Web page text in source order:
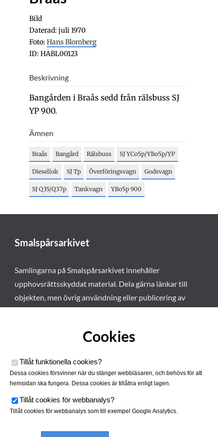
Bild
Daterad: juli 1970
Foto: Hans Blomberg
ID: HABL00123
Beskrivning
Bangården i Braås sedd från rälsbuss SJ
YP 900.
Ämnen
Braås Bangård Rälsbuss SJ YCo5p/YBo5p/YP
Diesellok SJ Tp Överföringsvagn Godsvagn
SJ Q35/Q37p Tankvagn YBo5p 900
Smalspårsarkivet
Samlingarna på Smalspårsarkivet innehåller
upphovsrättsskyddat material. Dela gärna länkar till
objekten, men övrig användning eller publicering av
Cookies
Tillåt funktionella cookies?
Dessa cookies försvinner när du stänger webbläsaren, och behövs för att
hemsidan ska fungera. Dessa cookies är tillåtna enligt lagen.
Tillåt cookies för webbanalys?
Tillåt cookies för webbanalys som till exempel Google Analytics.